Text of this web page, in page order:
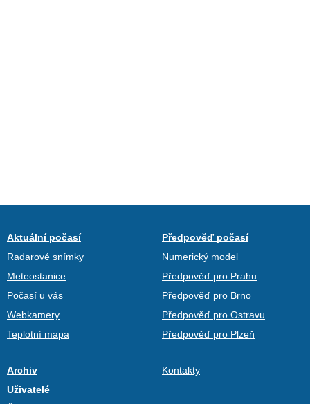
Aktuální počasí
Radarové snímky
Meteostanice
Počasí u vás
Webkamery
Teplotní mapa
Předpověď počasí
Numerický model
Předpověď pro Prahu
Předpověď pro Brno
Předpověď pro Ostravu
Předpověď pro Plzeň
Archiv
Uživatelé
Kontakty